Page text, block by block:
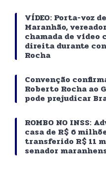
VÍDEO: Porta-voz
Maranhão,
chamada de vídeo
direita durante
Rocha
Convenção
Roberto Rocha ao
pode prejudicar
ROMBO NO INSS:
casa de R$ 6
transferido R$ 11
senador